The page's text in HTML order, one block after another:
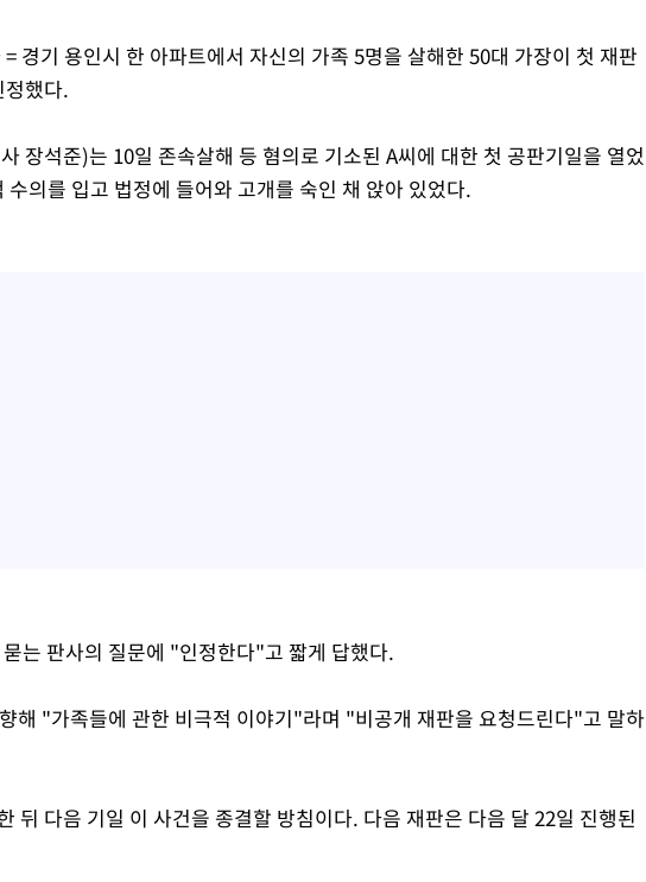
경기 용인시 한 아파트에서 자신의 가족 5명을 살해한 50대 가장이 첫 재판
했다.
장석준)는 10일 존속살해 등 혐의로 기소된 A씨에 대한 첫 공판기일을 열었
수의를 입고 법정에 들어와 고개를 숙인 채 앉아 있었다.
는 판사의 질문에 "인정한다"고 짧게 답했다.
해 "가족들에 관한 비극적 이야기"라며 "비공개 재판을 요청드린다"고 말하
뒤 다음 기일 이 사건을 종결할 방침이다. 다음 재판은 다음 달 22일 진행된